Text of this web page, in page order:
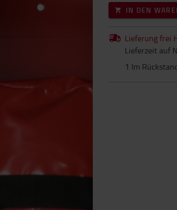
IN DEN
Lieferung frei
Lieferzeit auf
1 Im